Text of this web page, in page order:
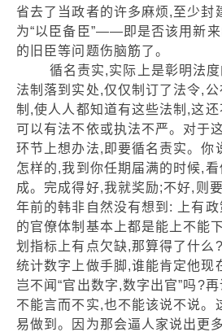
省去了当政者的许多麻烦,至少封
为“以臣备臣”——即是否该用新来
的旧臣等问题伤脑筋了。
循名责实,实际上是彰明法度
法制落到实处,仅仅制订了法令,
制,使人人都知道有这些法制,这
可以有法不依或执法不严。对于
环节上想办法,即要循名责实。你
怎样的,我到你任期届满的时候,
成。完成得好,我就奖励;不好,则
年前的韩非自然没有想到: 上有
的官僚体制基本上都是能上不能
划指标上有点欠缺,那算得了什么
统计数字上做手脚,谁能肯定他现
岂不闻“官出数字,数字出官”吗?
不能言而不实,也不能该说不说。
易做到。因为那会逼人家说出更